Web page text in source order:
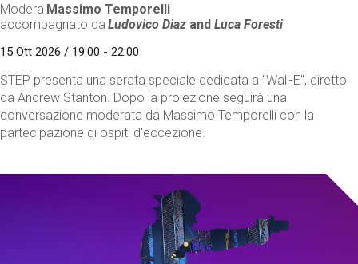
Modera Massimo Temporelli
accompagnato da Ludovico Diaz andLuca Foresti
15 Ott 2026 / 19:00 - 22:00
STEP presenta una serata speciale dedicata a "Wall-E", diretto
da Andrew Stanton. Dopo la proiezione seguirà una
conversazione moderata da Massimo Temporelli con la
partecipazione di ospiti d'eccezione.